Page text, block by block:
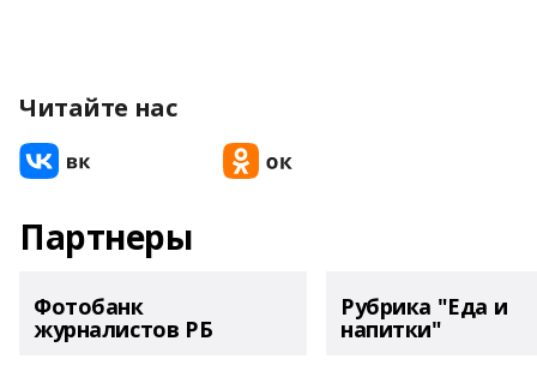
Читайте нас
Партнеры
Фотобанк
журналистов РБ
Рубрика "Еда и
напитки"